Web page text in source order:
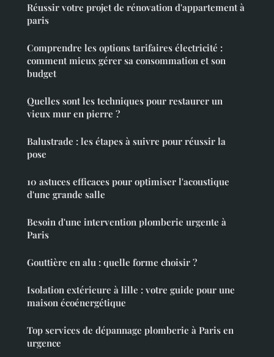
Réussir votre projet de rénovation d'appartement à
paris
Comprendre les options tarifaires électricité :
comment mieux gérer sa consommation et son
budget
Quelles sont les techniques pour restaurer un
vieux mur en pierre ?
Balustrade : les étapes à suivre pour réussir la
pose
10 astuces efficaces pour optimiser l'acoustique
d'une grande salle
Besoin d'une intervention plomberie urgente à
Paris
Gouttière en alu : quelle forme choisir ?
Isolation extérieure à lille : votre guide pour une
maison écoénergétique
Top services de dépannage plomberie à Paris en
urgence